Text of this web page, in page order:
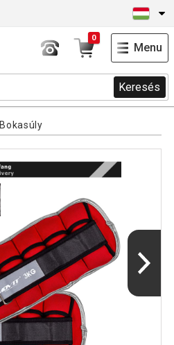
Keresés
0
Menu
Bokasúly